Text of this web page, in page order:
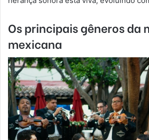
Os principais gêneros da
mexicana